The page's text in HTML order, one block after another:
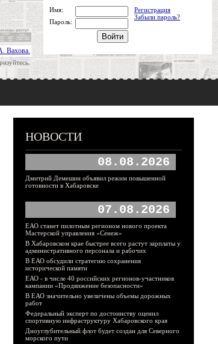
Вахова.
Имя:
Регистрация
Забыли пароль?
Пароль:
НОВОСТИ
08.08.2026
Дмитрий Демешин объявил режим повышенной
готовности в Хабаровске
07.08.2026
ЕАО станет пилотным регионом нового проекта
Мастерской управления «Сенеж»
В Хабаровском крае быстрее всего растут зарплаты у
административного персонала и рабочих
В ЕАО обсудили стратегию сохранения
исторической памяти
ЕАО - в числе 40 российских регионов-участников
кампании «Продвижение безопасности»
В ЕАО значительно увеличены объемы дорожных
работ
Федеральный эксперт по достоинству оценил
спортивную инфраструктуру Хабаровского края
Дноуглубительный флот будет создан для Северного
морского пути